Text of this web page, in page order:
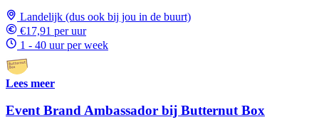
Landelijk (dus ook bij jou in de buurt)
€17,91 per uur
1 - 40 uur per week
Lees meer
Event Brand Ambassador bij Butternut Box